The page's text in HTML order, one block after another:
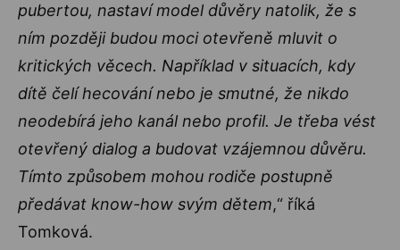
pubertou, nastaví model důvěry natolik, že s
ním později budou moci otevřeně mluvit o
kritických věcech. Například v situacích, kdy
dítě čelí hecování nebo je smutné, že nikdo
neodebírá jeho kanál nebo profil. Je třeba vést
otevřený dialog a budovat vzájemnou důvěru.
Tímto způsobem mohou rodiče postupně
předávat know-how svým dětem,“ říká
Tomková.